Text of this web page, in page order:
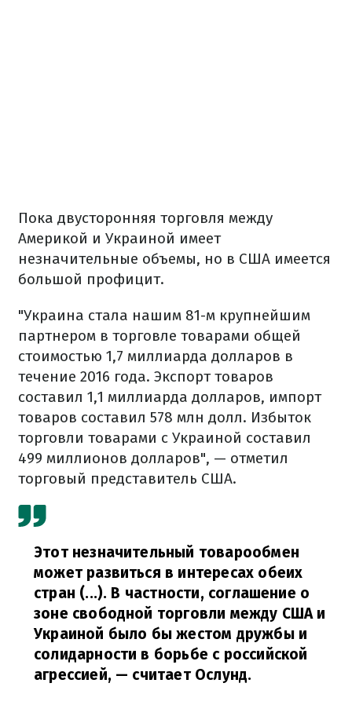
Пока двусторонняя торговля между
Америкой и Украиной имеет
незначительные объемы, но в США имеется
большой профицит.
"Украина стала нашим 81-м крупнейшим
партнером в торговле товарами общей
стоимостью 1,7 миллиарда долларов в
течение 2016 года. Экспорт товаров
составил 1,1 миллиарда долларов, импорт
товаров составил 578 млн долл. Избыток
торговли товарами с Украиной составил
499 миллионов долларов", — отметил
торговый представитель США.
Этот незначительный товарообмен
может развиться в интересах обеих
стран (...). В частности, соглашение о
зоне свободной торговли между США и
Украиной было бы жестом дружбы и
солидарности в борьбе с российской
агрессией, — считает Ослунд.